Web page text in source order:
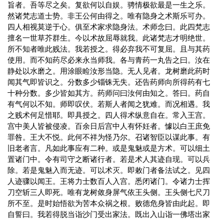
旨者。吾等尽之矣。复欲何以自娱。骋情极欲最是一生之乐。
然诸梵志道士势。非王公何由得之。唯有隐身之术斯乐可办。
四人相视莫逆于心。俱至术家求隐身法。术师念曰。此四梵志
擅名一世草芥群生。今以术故屈辱就我。此诸梵志才明绝世。
所不知者唯此贱法。我若授之。得必弃我不可复屈。且与其药
使用。而不知药尽必来永当师我。各与青药一丸告之曰。汝在
静处以水磨之。用涂眼睑汝形当隐。无人见者。龙树磨此药时
闻其气即皆识之。分数多少锱铢无失。还告药师向所得药有七
十种分数。多少皆如其方。药师问曰汝何由知之。答曰。药自
有气何以不知。师即叹伏。若斯人者闻之犹难。而况相遇。我
之贱术何足惜耶。即具授之。四人得术纵意自在。常入王宫。
宫中美人皆被侵凌。百余日后宫中人有怀妊者。懅以白王庶免
罪咎。王大不悦。此何不祥为怪乃尔。召诸智臣以谋此事。有
旧老者言。凡如此事应有二种。或是鬼魅或是方术。可以细土
置诸门中。令有司守之断诸行者。若是术人其迹自现。可以兵
除。若是鬼魅入而无迹。可以术灭。即敕门者备法试之。见四
人迹骤以闻王。王将力士数百人入宫。悉闭诸门。令诸力士挥
刀空斩三人即死。唯有龙树敛身屏气依王头侧。王头侧七尺刀
所不至。是时始悟欲为苦本众祸之根。败德危身皆由此起。即
自誓曰。我若得脱当诣沙门受出家法。既出入山诣一佛塔出家